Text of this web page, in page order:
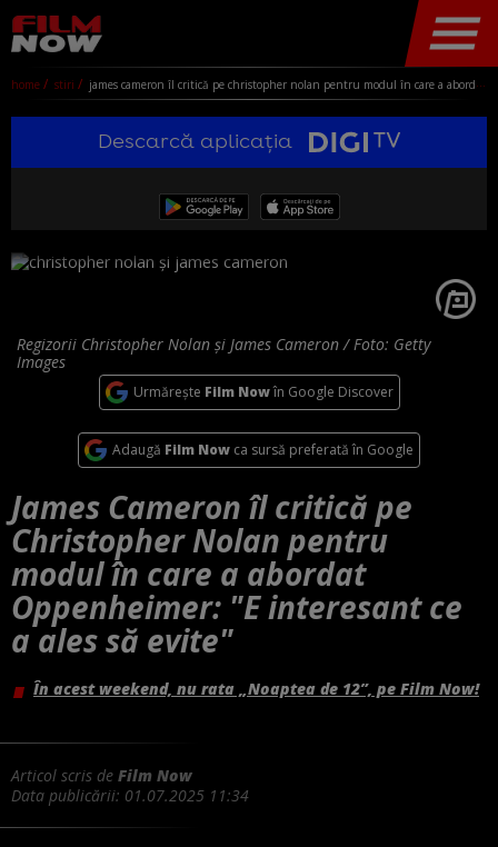
home stiri james cameron îl critică pe christopher nolan pentru modul în care a abordat oppenheimer: "e interesant ce a ales să evite"
Descarcă aplicația
Regizorii Christopher Nolan și James Cameron / Foto: Getty
Images
Urmărește Film Nowîn Google Discover
Adaugă Film Now ca sursă preferată în Google
James Cameron îl critică pe
Christopher Nolan pentru
modul în care a abordat
Oppenheimer: "E interesant ce
a ales să evite"
În acest weekend, nu rata „Noaptea de 12”, pe Film Now!
Articol scris de Film Now
Data publicării: 01.07.2025 11:34